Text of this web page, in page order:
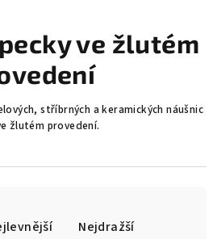
košík
ve žlutém
stříbrných a keramických náušnic
žlutém provedení.
Nejdražší